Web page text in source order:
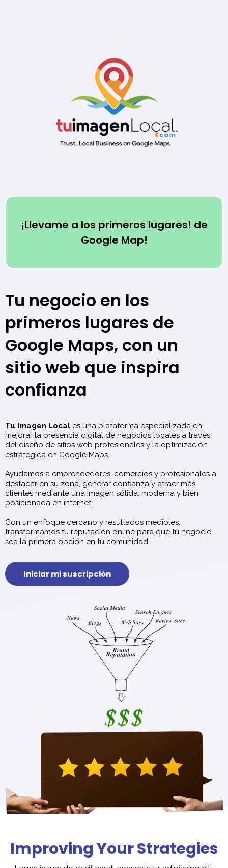
¡Llevame a los primeros lugares! de
Google Map!
Tu negocio en los
primeros lugares de
Google Maps, con un
sitio web que inspira
confianza
Tu Imagen Local es una plataforma especializada en
mejorar la presencia digital de negocios locales a través
del diseño de sitios web profesionales y la optimización
estratégica en Google Maps.
Ayudamos a emprendedores, comercios y profesionales a
destacar en su zona, generar confianza y atraer más
clientes mediante una imagen sólida, moderna y bien
posicionada en internet.
Con un enfoque cercano y resultados medibles,
transformamos tu reputación online para que tu negocio
sea la primera opción en tu comunidad.
Iniciar mi suscripción
Improving Your Strategies